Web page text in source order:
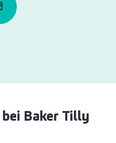
Baker Tilly